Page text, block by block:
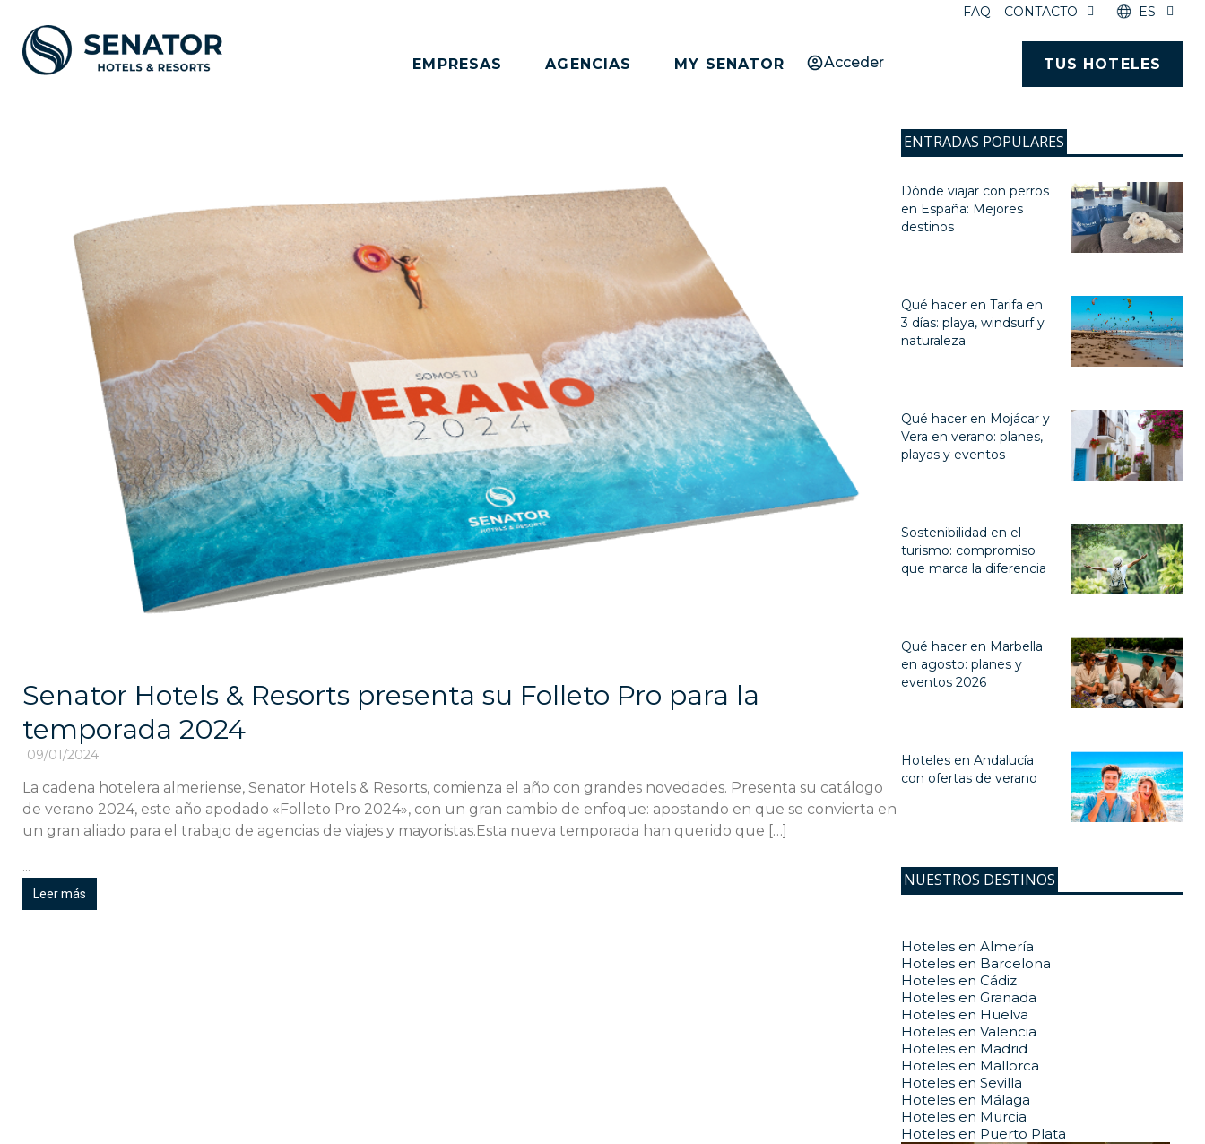
FAQ CONTACTO ES
EMPRESAS AGENCIAS MY SENATOR Acceder TUS HOTELES
Senator Hotels & Resorts presenta su Folleto Pro para la
temporada 2024
09/01/2024
La cadena hotelera almeriense, Senator Hotels & Resorts, comienza el año con grandes novedades. Presenta su catálogo
de verano 2024, este año apodado «Folleto Pro 2024», con un gran cambio de enfoque: apostando en que se convierta en
un gran aliado para el trabajo de agencias de viajes y mayoristas.Esta nueva temporada han querido que […]
...
Leer más
ENTRADAS POPULARES
Dónde viajar con perros
en España: Mejores
destinos
Qué hacer en Tarifa en
3 días: playa, windsurf y
naturaleza
Qué hacer en Mojácar y
Vera en verano: planes,
playas y eventos
Sostenibilidad en el
turismo: compromiso
que marca la diferencia
Qué hacer en Marbella
en agosto: planes y
eventos 2026
Hoteles en Andalucía
con ofertas de verano
NUESTROS DESTINOS
Hoteles en Almería
Hoteles en Barcelona
Hoteles en Cádiz
Hoteles en Granada
Hoteles en Huelva
Hoteles en Valencia
Hoteles en Madrid
Hoteles en Mallorca
Hoteles en Sevilla
Hoteles en Málaga
Hoteles en Murcia
Hoteles en Puerto Plata